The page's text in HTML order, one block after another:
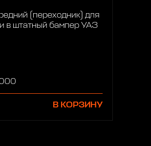
(переходник) для
в штатный бампер УАЗ
В КОРЗИНУ